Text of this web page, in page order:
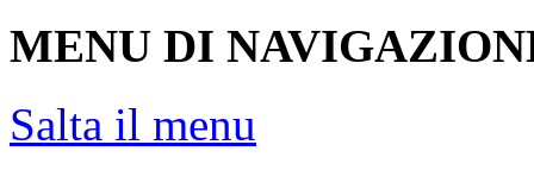
MENU DI
Salta il menu